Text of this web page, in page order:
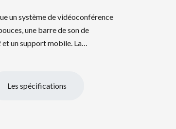
un système de vidéoconférence
une barre de son de
un support mobile. La…
Les spécifications